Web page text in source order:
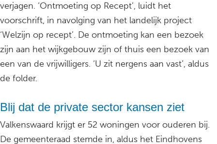
verjagen. ‘Ontmoeting op Recept’, luidt het
voorschrift, in navolging van het landelijk project
‘Welzijn op recept’. De ontmoeting kan een bezoek
zijn aan het wijkgebouw zijn of thuis een bezoek van
een van de vrijwilligers. ‘U zit nergens aan vast’, aldus
de folder.
Blij dat de private sector kansen ziet
Valkenswaard krijgt er 52 woningen voor ouderen bij.
De gemeenteraad stemde in, aldus het Eindhovens